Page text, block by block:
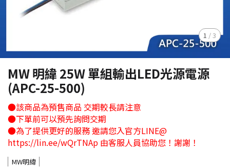
1 /3
MW 明緯 25W 單組輸出LED光源電源
(APC-25-500)
●該商品為預售商品 交期較長請注意
●下單前可以預先詢問交期
●為了提供更好的服務 邀請您入官方LINE@
https://lin.ee/wQrTNAp 由客服人員協助您！謝謝！
MW明緯